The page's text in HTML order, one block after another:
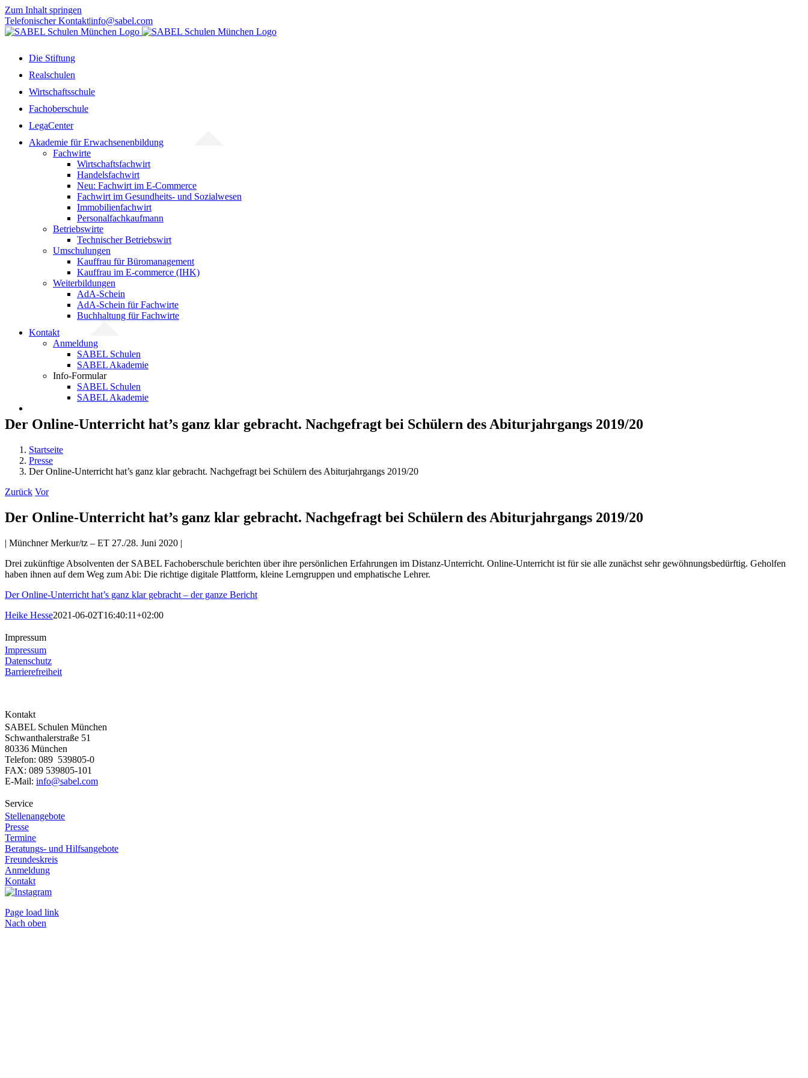
Zum Inhalt springen
Telefonischer Kontakt|info@sabel.com
Die Stiftung
Realschulen
Wirtschaftsschule
Fachoberschule
LegaCenter
Akademie für Erwachsenenbildung
Fachwirte
Wirtschaftsfachwirt
Handelsfachwirt
Neu: Fachwirt im E-Commerce
Fachwirt im Gesundheits- und Sozialwesen
Immobilienfachwirt
Personalfachkaufmann
Betriebswirte
Technischer Betriebswirt
Umschulungen
Kauffrau für Büromanagement
Kauffrau im E-commerce (IHK)
Weiterbildungen
AdA-Schein
AdA-Schein für Fachwirte
Buchhaltung für Fachwirte
Kontakt
Anmeldung
SABEL Schulen
SABEL Akademie
Info-Formular
SABEL Schulen
SABEL Akademie
Der Online-Unterricht hat’s ganz klar gebracht. Nachgefragt bei Schülern des Abiturjahrgangs 2019/20
Startseite
Presse
Der Online-Unterricht hat’s ganz klar gebracht. Nachgefragt bei Schülern des Abiturjahrgangs 2019/20
Zurück Vor
Der Online-Unterricht hat’s ganz klar gebracht. Nachgefragt bei Schülern des Abiturjahrgangs 2019/20
| Münchner Merkur/tz – ET 27./28. Juni 2020 |
Drei zukünftige Absolventen der SABEL Fachoberschule berichten über ihre persönlichen Erfahrungen im Distanz-Unterricht. Online-Unterricht ist für sie alle zunächst sehr gewöhnungsbedürftig. Geholfen
haben ihnen auf dem Weg zum Abi: Die richtige digitale Plattform, kleine Lerngruppen und emphatische Lehrer.
Der Online-Unterricht hat’s ganz klar gebracht – der ganze Bericht
Heike Hesse2021-06-02T16:40:11+02:00
Impressum
Impressum
Datenschutz
Barrierefreiheit
Kontakt
SABEL Schulen München
Schwanthalerstraße 51
80336 München
Telefon: 089 539805-0
FAX: 089 539805-101
E-Mail: info@sabel.com
Service
Stellenangebote
Presse
Termine
Beratungs- und Hilfsangebote
Freundeskreis
Anmeldung
Kontakt
Page load link
Nach oben